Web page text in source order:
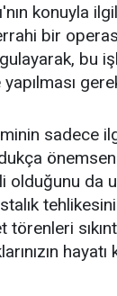
konuyla
bir
bu
sadece
olduğunu da
hayatı